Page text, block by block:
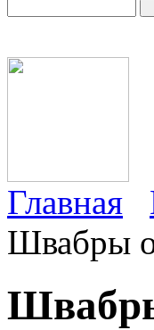
Главная
Швабры